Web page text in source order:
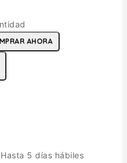
AHORA
Hasta 5 días hábiles